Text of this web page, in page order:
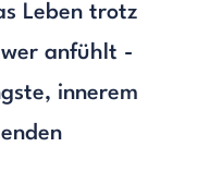
Leben trotz
anfühlt -
innerem